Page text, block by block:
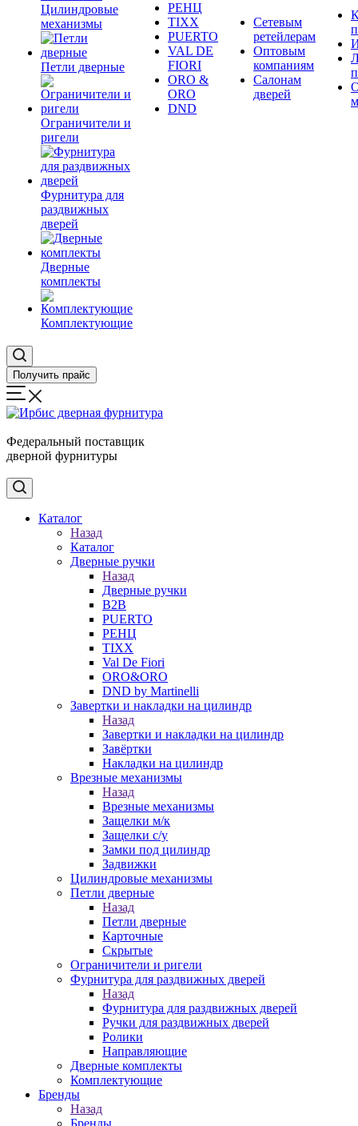
Цилиндровые
механизмы
Петли дверные
Ограничители и
ригели
Фурнитура для
раздвижных
дверей
Дверные
комплекты
Комплектующие
РЕНЦ
TIXX
PUERTO
VAL DE
FIORI
ORO &
ORO
DND
Сетевым
ретейлерам
Оптовым
компаниям
Салонам
дверей
Получить прайс
Федеральный поставщик
дверной фурнитуры
Каталог
Назад
Каталог
Дверные ручки
Назад
Дверные ручки
B2B
PUERTO
РЕНЦ
TIXX
Val De Fiori
ORO&ORO
DND by Martinelli
Завертки и накладки на цилиндр
Назад
Завертки и накладки на цилиндр
Завёртки
Накладки на цилиндр
Врезные механизмы
Назад
Врезные механизмы
Защелки м/к
Защелки с/у
Замки под цилиндр
Задвижки
Цилиндровые механизмы
Петли дверные
Назад
Петли дверные
Карточные
Скрытые
Ограничители и ригели
Фурнитура для раздвижных дверей
Назад
Фурнитура для раздвижных дверей
Ручки для раздвижных дверей
Ролики
Направляющие
Дверные комплекты
Комплектующие
Бренды
Назад
Бренды